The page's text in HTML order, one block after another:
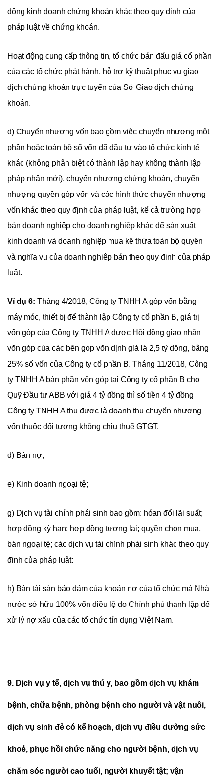
động kinh doanh chứng khoán khác theo quy định của
pháp luật về chứng khoán.
Hoạt động cung cấp thông tin, tổ chức bán đấu giá cổ phần
của các tổ chức phát hành, hỗ trợ kỹ thuật phục vụ giao
dịch chứng khoán trực tuyến của Sở Giao dịch chứng
khoán.
d) Chuyển nhượng vốn bao gồm việc chuyển nhượng một
phần hoặc toàn bộ số vốn đã đầu tư vào tổ chức kinh tế
khác (không phân biệt có thành lập hay không thành lập
pháp nhân mới), chuyển nhượng chứng khoán, chuyển
nhượng quyền góp vốn và các hình thức chuyển nhượng
vốn khác theo quy định của pháp luật, kể cả trường hợp
bán doanh nghiệp cho doanh nghiệp khác để sản xuất
kinh doanh và doanh nghiệp mua kế thừa toàn bộ quyền
và nghĩa vụ của doanh nghiệp bán theo quy định của pháp
luật.
Ví dụ 6: Tháng 4/2018, Công ty TNHH A góp vốn bằng
máy móc, thiết bị để thành lập Công ty cổ phần B, giá trị
vốn góp của Công ty TNHH A được Hội đồng giao nhận
vốn góp của các bên góp vốn định giá là 2,5 tỷ đồng, bằng
25% số vốn của Công ty cổ phần B. Tháng 11/2018, Công
ty TNHH A bán phần vốn góp tại Công ty cổ phần B cho
Quỹ Đầu tư ABB với giá 4 tỷ đồng thì số tiền 4 tỷ đồng
Công ty TNHH A thu được là doanh thu chuyển nhượng
vốn thuộc đối tượng không chịu thuế GTGT.
đ) Bán nợ;
e) Kinh doanh ngoại tệ;
g) Dịch vụ tài chính phái sinh bao gồm: hóan đổi lãi suất;
hợp đồng kỳ hạn; hợp đồng tương lai; quyền chọn mua,
bán ngoại tệ; các dịch vụ tài chính phái sinh khác theo quy
định của pháp luật;
h) Bán tài sản bảo đảm của khoản nợ của tổ chức mà Nhà
nước sở hữu 100% vốn điều lệ do Chính phủ thành lập để
xử lý nợ xấu của các tổ chức tín dụng Việt Nam.
9. Dịch vụ y tế, dịch vụ thú y, bao gồm dịch vụ khám
bệnh, chữa bệnh, phòng bệnh cho người và vật nuôi,
dịch vụ sinh đẻ có kế hoạch, dịch vụ điều dưỡng sức
khoẻ, phục hồi chức năng cho người bệnh, dịch vụ
chăm sóc người cao tuổi, người khuyết tật; vận